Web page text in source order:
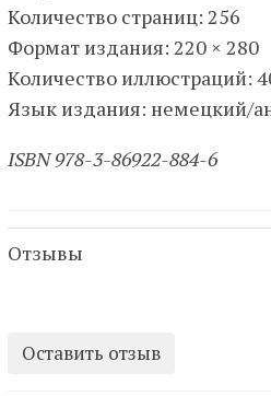
Количество страниц: 256
Формат издания: 220 × 280
Количество иллюстраций:
Язык издания: немецкий/
ISBN 978-3-86922-884-6
Отзывы
Оставить отзыв